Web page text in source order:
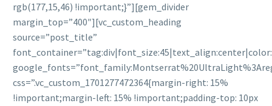
rgb(177,15,46) !important;}”][gem_divider
margin_top=”400″][vc_custom_heading
source=”post_title”
css=”.vc_custom_1701277472364{margin-right: 15%
!important;margin-left: 15% !important;padding-top: 10px